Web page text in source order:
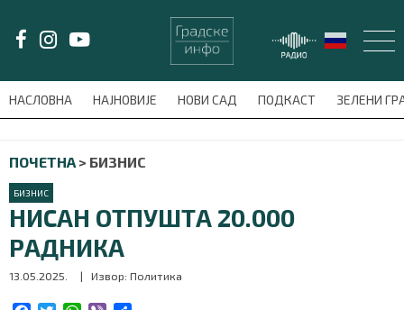
НАСЛОВНА НАЈНОВИЈЕ НОВИ САД ПОДКАСТ ЗЕЛЕНИ
meni'); $this_item = current( wp_filter_object_list(
ПОЧЕТНА > БИЗНИС
БИЗНИС
НИСАН ОТПУШТА 20.000
РАДНИКА
13.05.2025. | Извор: Политика
LAT/ЋИР
НАСЛОВНА
НАЈНОВИЈЕ
НОВИ САД
ПОДКАСТ